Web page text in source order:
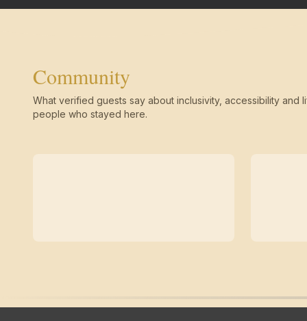
Community
What verified guests say about inclusivity, accessibility and
people who stayed here.